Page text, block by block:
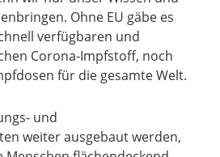
Ohne EU gäbe es
verfügbaren und
Corona-Impfstoff, noch
für die gesamte Welt.
und
weiter ausgebaut werden,